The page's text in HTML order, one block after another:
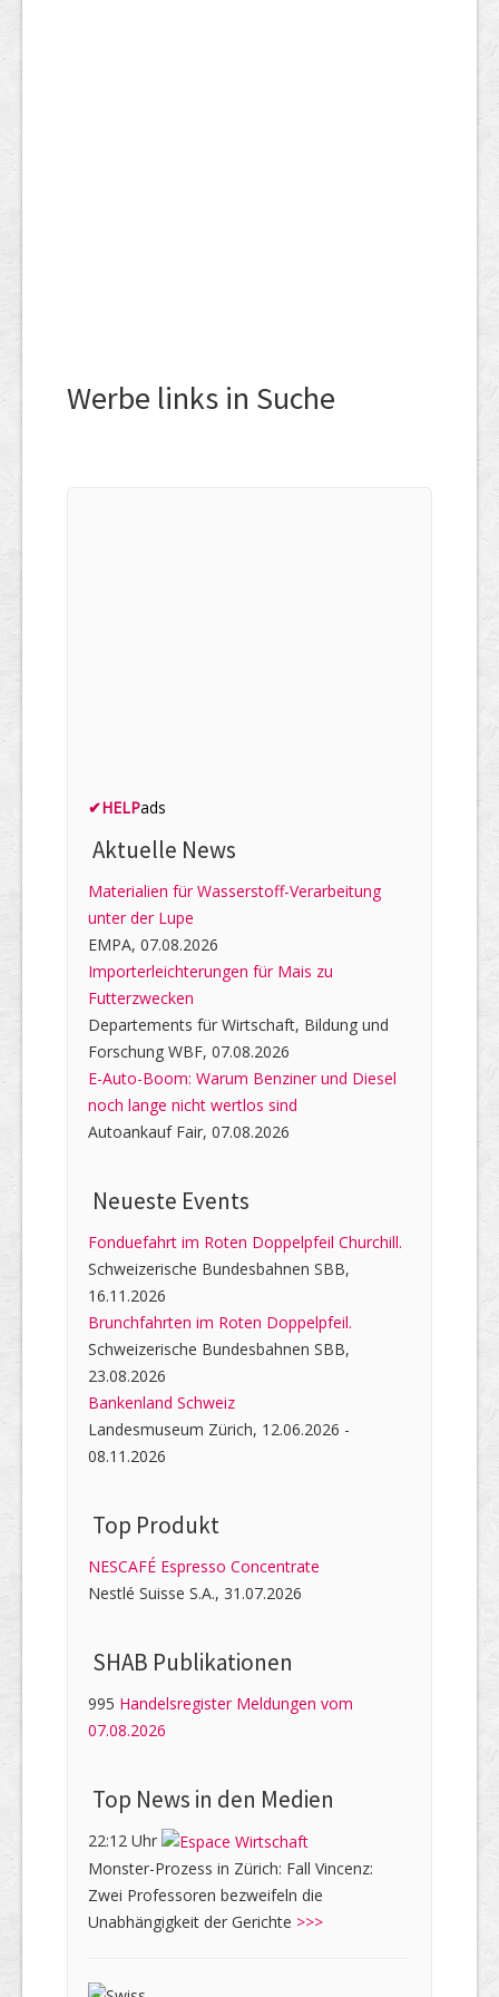
Werbe links in Suche
✔HELPads
Aktuelle News
Materialien für Wasserstoff-Verarbeitung
unter der Lupe
EMPA, 07.08.2026
Importerleichterungen für Mais zu
Futterzwecken
Departements für Wirtschaft, Bildung und
Forschung WBF, 07.08.2026
E-Auto-Boom: Warum Benziner und Diesel
noch lange nicht wertlos sind
Autoankauf Fair, 07.08.2026
Neueste Events
Fonduefahrt im Roten Doppelpfeil Churchill.
Schweizerische Bundesbahnen SBB,
16.11.2026
Brunchfahrten im Roten Doppelpfeil.
Schweizerische Bundesbahnen SBB,
23.08.2026
Bankenland Schweiz
Landesmuseum Zürich, 12.06.2026 -
08.11.2026
Top Produkt
NESCAFÉ Espresso Concentrate
Nestlé Suisse S.A., 31.07.2026
SHAB Publi­kati­onen
995 Handelsregister Meldungen vom
07.08.2026
Top News in den Medien
22:12 Uhr
Monster-Prozess in Zürich: Fall Vincenz:
Zwei Professoren bezweifeln die
Unabhängigkeit der Gerichte >>>